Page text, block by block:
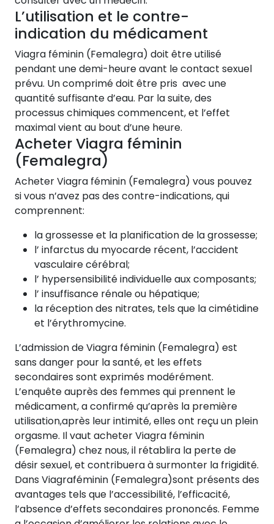
L’utilisation et le contre-
indication du médicament
Viagra féminin (Femalegra) doit être utilisé
pendant une demi-heure avant le contact sexuel
prévu. Un comprimé doit être pris avec une
quantité suffisante d’eau. Par la suite, des
processus chimiques commencent, et l’effet
maximal vient au bout d’une heure.
Acheter Viagra féminin
(Femalegra)
Acheter Viagra féminin (Femalegra) vous pouvez
si vous n’avez pas des contre-indications, qui
comprennent:
la grossesse et la planification de la grossesse;
l’ infarctus du myocarde récent, l’accident
vasculaire cérébral;
l’ hypersensibilité individuelle aux composants;
l’ insuffisance rénale ou hépatique;
la réception des nitrates, tels que la cimétidine
et l’érythromycine.
L’admission de Viagra féminin (Femalegra) est
sans danger pour la santé, et les effets
secondaires sont exprimés modérément.
L’enquête auprès des femmes qui prennent le
médicament, a confirmé qu’après la première
utilisation,après leur intimité, elles ont reçu un plein
orgasme. Il vaut acheter Viagra féminin
(Femalegra) chez nous, il rétablira la perte de
désir sexuel, et contribuera à surmonter la frigidité.
Dans Viagraféminin (Femalegra)sont présents des
avantages tels que l’accessibilité, l’efficacité,
l’absence d’effets secondaires prononcés. Femme